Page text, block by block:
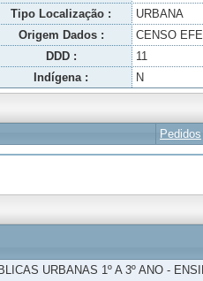
Tipo Localização : URBANA
Origem Dados : CENSO
DDD : 11
Indígena : N
Pedidos
URBANAS 1º A 3º ANO -